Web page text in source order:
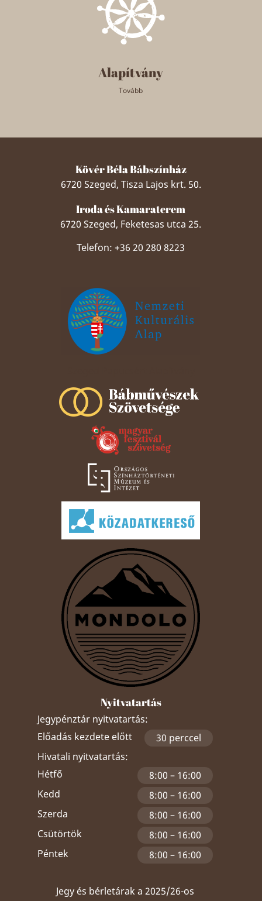
Alapítvány
Tovább
Kövér Béla Bábszínház
6720 Szeged, Tisza Lajos krt. 50.
Iroda és Kamaraterem
6720 Szeged, Feketesas utca 25.
Telefon: +36 20 280 8223
Nyitvatartás
Jegypénztár nyitvatartás:
Előadás kezdete előtt
30 perccel
Hivatali nyitvatartás:
Hétfő
8:00 – 16:00
Kedd
8:00 – 16:00
Szerda
8:00 – 16:00
Csütörtök
8:00 – 16:00
Péntek
8:00 – 16:00
Jegy és bérletárak a 2025/26-os